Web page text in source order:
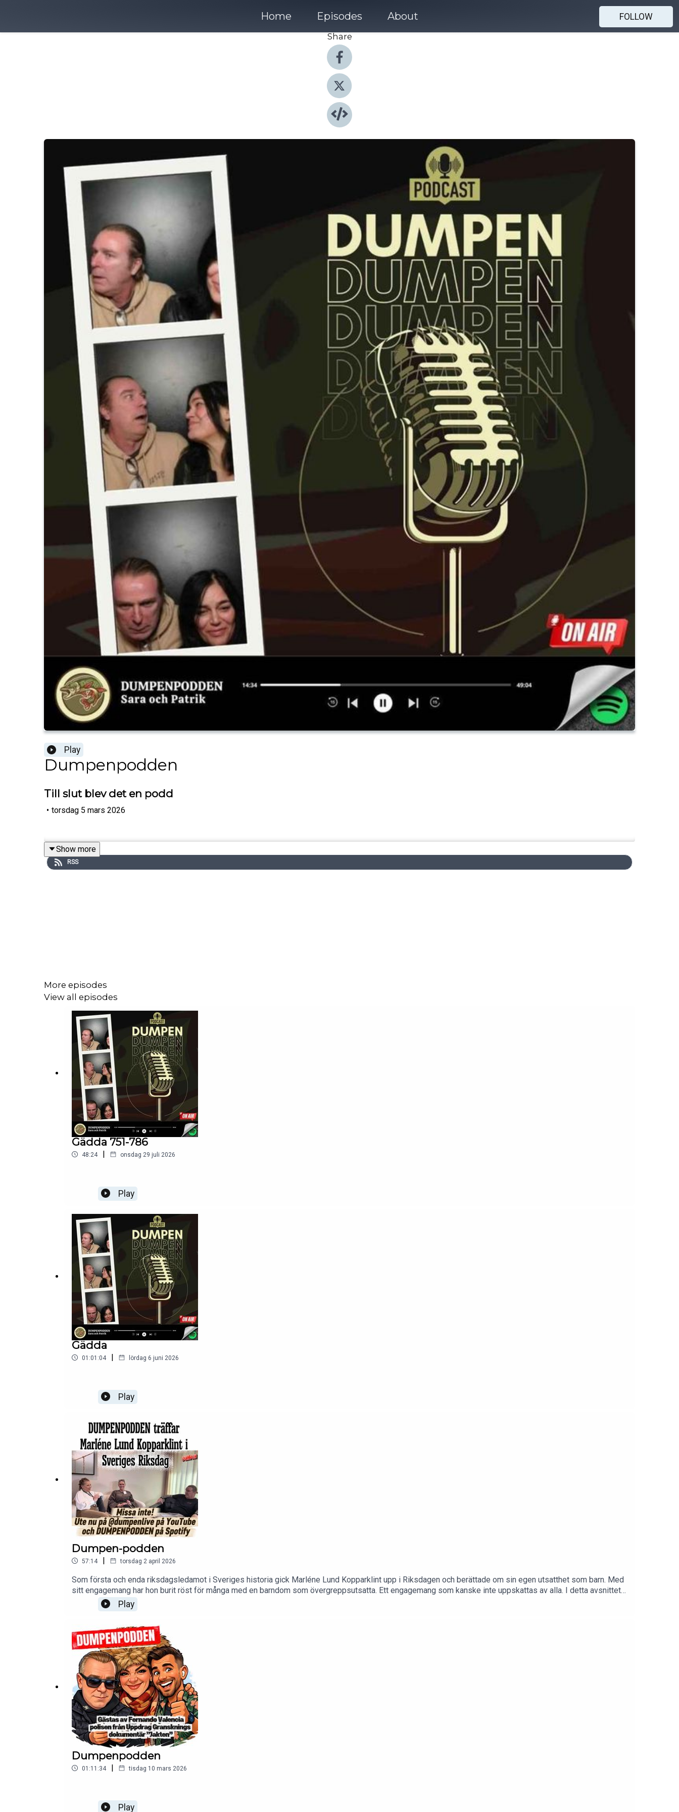
Home Episodes About
FOLLOW
Share
Play
Dumpenpodden
Till slut blev det en podd
• torsdag 5 mars 2026
Show more
RSS
More episodes
View all episodes
Gädda 751-786
48:24 | onsdag 29 juli 2026
Play
Gädda
01:01:04 | lördag 6 juni 2026
Play
Dumpen-podden
57:14 | torsdag 2 april 2026
Som första och enda riksdagsledamot i Sveriges historia gick Marléne Lund Kopparklint upp i Riksdagen och berättade om sin egen utsatthet som barn. Med
sitt engagemang har hon burit röst för många med en barndom som övergreppsutsatta. Ett engagemang som kanske inte uppskattas av alla. I detta avsnittet
är vi på besök i Sveriges Riksdag och träffar Marléne. Vi pratar om orsakerna till hennes engagemang och orsakerna till varför hon nyligen bytte
partitillhörighet.
Play
Dumpenpodden
01:11:34 | tisdag 10 mars 2026
Play